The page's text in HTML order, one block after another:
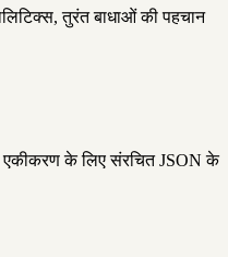
तुरंत बाधाओं की पहचान
एकीकरण के लिए संरचित JSON के